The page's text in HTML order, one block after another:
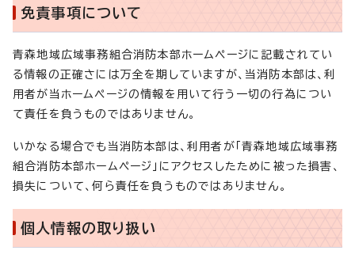
免責事項について
青森地域広域事務組合消防本部ホームページに記載されてい
る情報の正確さには万全を期していますが、当消防本部は、利
用者が当ホームページの情報を用いて行う一切の行為につい
て責任を負うものではありません。
いかなる場合でも当消防本部は、利用者が「青森地域広域事務
組合消防本部ホームページ」にアクセスしたために被った損害、
損失について、何ら責任を負うものではありません。
個人情報の取り扱い